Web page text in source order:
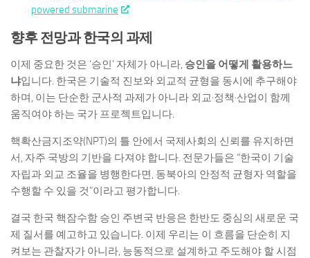
powered submarine
향후 전망과 한국의 과제
이제 중요한 것은 ‘승인’ 자체가 아니라, 승인을 어떻게 활용하느
냐입니다. 한국은 기술적 진보와 외교적 균형을 동시에 추구해야
하며, 이는 단순한 군사적 과제가 아니라 외교·정책·산업이 함께
움직여야 하는 국가 프로젝트입니다.
핵확산금지조약(NPT)의 틀 안에서 국제사회의 신뢰를 유지하면
서, 자주 국방의 기반을 다져야 합니다. 전문가들은 “한국이 기술
자립과 외교 조율을 병행한다면, 동북아의 안정적 균형자 역할을
수행할 수 있을 것”이라고 평가합니다.
결국 한국 핵잠수함 승인 주변국 반응은 한반도 중심의 새로운 국
제 질서를 예고하고 있습니다. 이제 우리는 이 흐름을 단순히 지
켜보는 관찰자가 아니라, 능동적으로 설계하고 주도해야 할 시점